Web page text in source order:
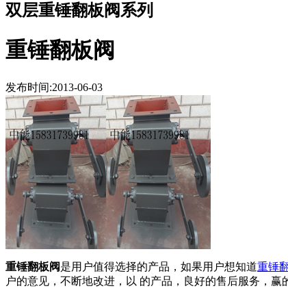
双层重锤翻板阀系列
重锤翻板阀
发布时间:2013-06-03
重锤翻板阀是用户值得选择的产品，如果用户想知道重锤
户的意见，不断地改进，以 的产品，良好的售后服务，赢